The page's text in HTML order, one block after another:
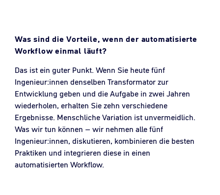
Was sind die Vorteile, wenn der automatisierte
Workflow einmal läuft?
Das ist ein guter Punkt. Wenn Sie heute fünf
Ingenieur:innen denselben Transformator zur
Entwicklung geben und die Aufgabe in zwei Jahren
wiederholen, erhalten Sie zehn verschiedene
Ergebnisse. Menschliche Variation ist unvermeidlich.
Was wir tun können – wir nehmen alle fünf
Ingenieur:innen, diskutieren, kombinieren die besten
Praktiken und integrieren diese in einen
automatisierten Workflow.